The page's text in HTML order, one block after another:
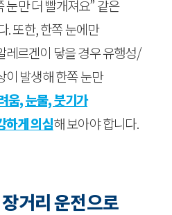
눈만 더 빨개져요” 같은
. 또한, 한쪽 눈에만
레르겐이 닿을 경우 유행성/
이 발생해 한쪽 눈만
움, 눈물, 붓기가
하게 의심해 보아야 합니다.
거리 운전으로